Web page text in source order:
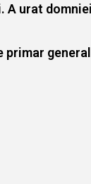
A urat
primar